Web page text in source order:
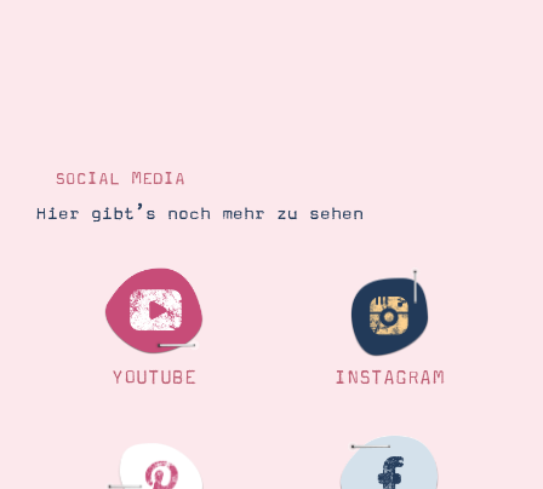
SOCIAL MEDIA
Hier gibt’s noch mehr zu sehen
YOUTUBE INSTAGRAM